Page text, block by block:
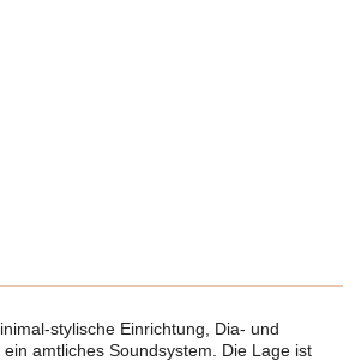
stylische Einrichtung, Dia- und
amtliches Soundsystem. Die Lage ist